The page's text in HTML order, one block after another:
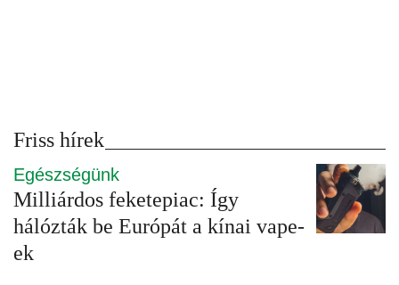
Friss hírek
Egészségünk
Milliárdos feketepiac: Így
hálózták be Európát a kínai vape-
ek